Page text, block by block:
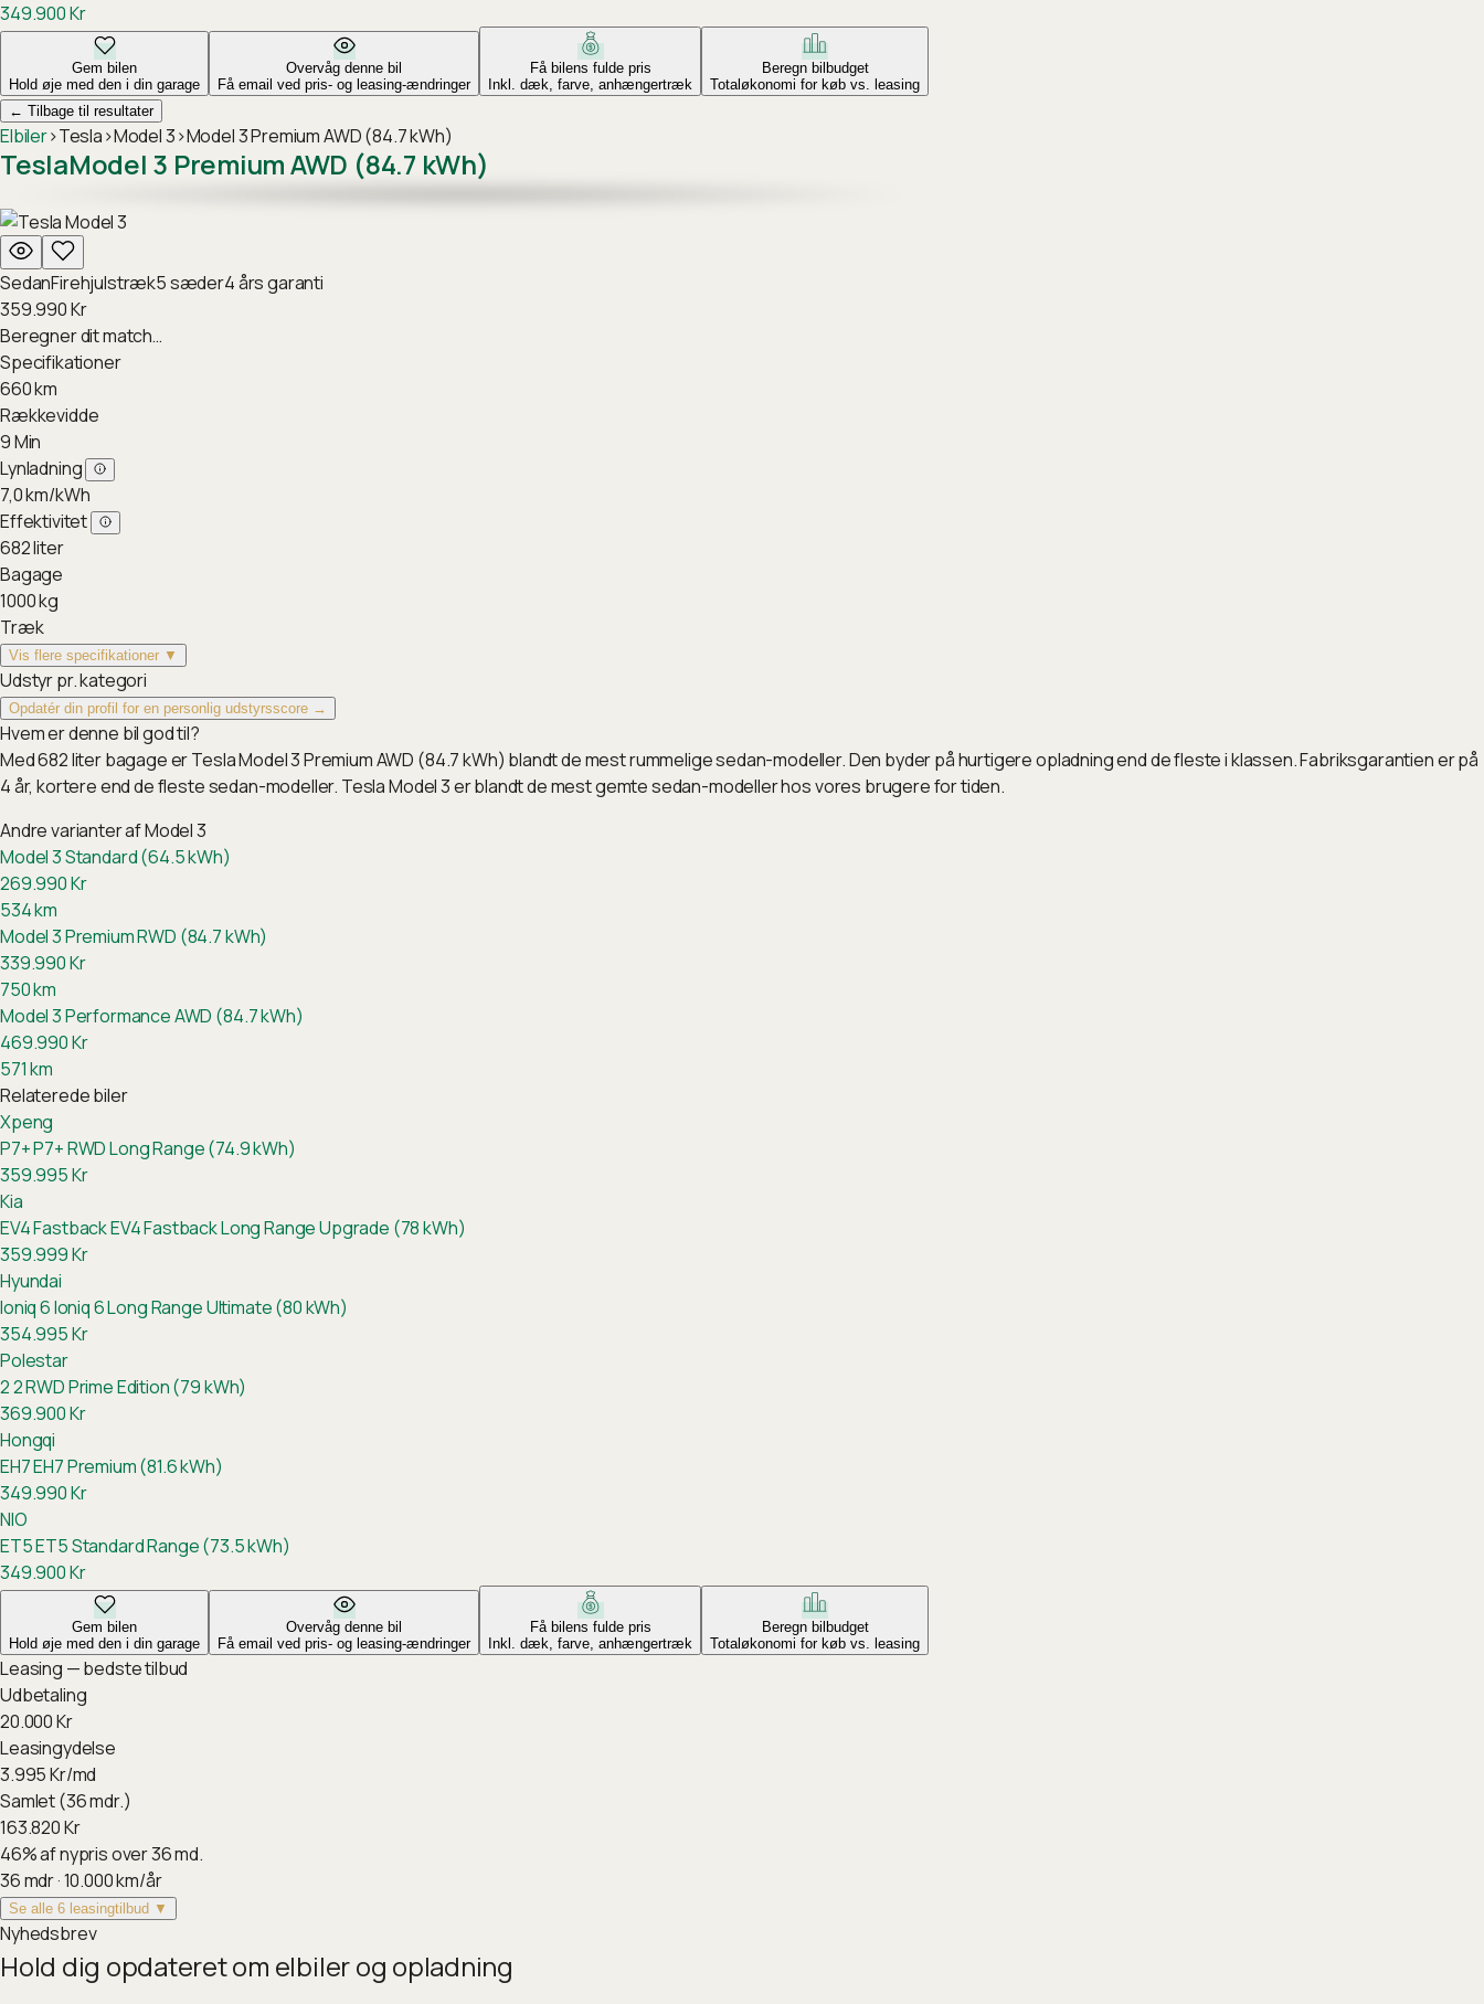
349.900Kr
Gem bilen
Hold øje med den i din garage
Overvåg denne bil
Få email ved pris- og leasing-ændringer
Få bilens fulde pris
Inkl. dæk, farve, anhængertræk
Beregn bilbudget
Totaløkonomi for køb vs. leasing
← Tilbage til resultater
Elbiler›Tesla›Model 3›Model 3 Premium AWD (84.7 kWh)
TeslaModel 3 Premium AWD (84.7 kWh)
SedanFirehjulstræk5sæder4års garanti
359.990Kr
Beregner dit match…
Specifikationer
660km
Rækkevidde
9Min
Lynladning
7,0km/kWh
Effektivitet
682liter
Bagage
1000kg
Træk
Vis flere specifikationer ▼
Udstyr pr. kategori
Opdatér din profil for en personlig udstyrsscore →
Hvem er denne bil god til?
Med 682 liter bagage er Tesla Model 3 Premium AWD (84.7 kWh) blandt de mest rummelige sedan-modeller. Den byder på hurtigere opladning end de fleste i klassen. Fabriksgarantien er på
4 år, kortere end de fleste sedan-modeller. Tesla Model 3 er blandt de mest gemte sedan-modeller hos vores brugere for tiden.
Andre varianter afModel 3
Model 3 Standard (64.5 kWh)
269.990Kr
534km
Model 3 Premium RWD (84.7 kWh)
339.990Kr
750km
Model 3 Performance AWD (84.7 kWh)
469.990Kr
571km
Relaterede biler
Xpeng
P7+P7+ RWD Long Range (74.9 kWh)
359.995Kr
Kia
EV4 FastbackEV4 Fastback Long Range Upgrade (78 kWh)
359.999Kr
Hyundai
Ioniq 6Ioniq 6 Long Range Ultimate (80 kWh)
354.995Kr
Polestar
22 RWD Prime Edition (79 kWh)
369.900Kr
Hongqi
EH7EH7 Premium (81.6 kWh)
349.990Kr
NIO
ET5ET5 Standard Range (73.5 kWh)
349.900Kr
Gem bilen
Hold øje med den i din garage
Overvåg denne bil
Få email ved pris- og leasing-ændringer
Få bilens fulde pris
Inkl. dæk, farve, anhængertræk
Beregn bilbudget
Totaløkonomi for køb vs. leasing
Leasing — bedste tilbud
Udbetaling
20.000Kr
Leasingydelse
3.995Kr/md
Samlet (36 mdr.)
163.820Kr
46%af nypris over 36 md.
36mdr ·10.000km/år
Se alle 6 leasingtilbud ▼
Nyhedsbrev
Hold dig opdateret om elbiler og opladning